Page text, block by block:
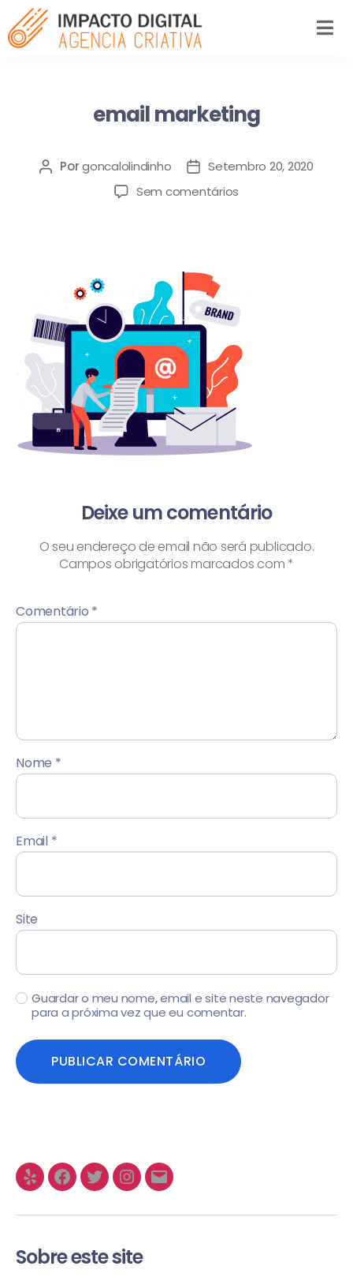
email marketing
Porgoncalolindinho
Setembro 20, 2020
Sem comentários
Deixe um comentário
O seu endereço de email não será publicado.
Campos obrigatórios marcados com*
Comentário *
Nome *
Email *
Site
Guardar o meu nome, email e site neste navegador
para a próxima vez que eu comentar.
Sobre este site